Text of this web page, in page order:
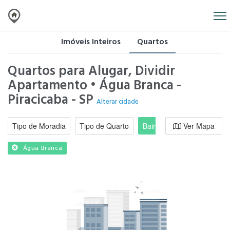
Imóveis Inteiros Quartos
Quartos para Alugar, Dividir
Apartamento • Água Branca -
Piracicaba - SP Alterar cidade
Tipo de Moradia Tipo de Quarto Bairro / RegiãoVer Mapa
Água Branca